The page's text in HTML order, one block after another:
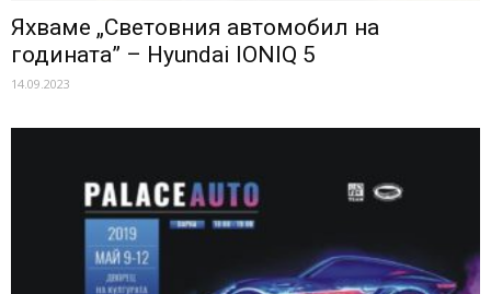
Яхваме „Световния автомобил на
годината” – Hyundai IONIQ 5
14.09.2023